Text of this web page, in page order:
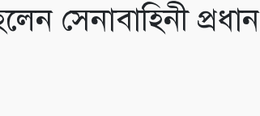
সেনাবাহিনী প্রধান